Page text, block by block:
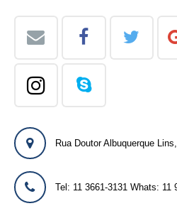
Rua Doutor Albuquerque
Tel: 11 3661-3131 Whats: 11